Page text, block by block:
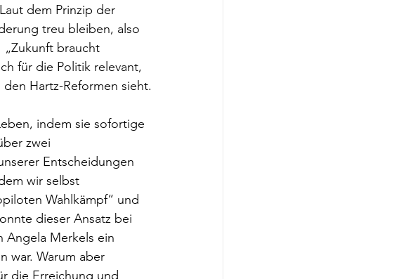
dem Prinzip der
treu bleiben, also
„Zukunft braucht
für die Politik relevant,
Hartz-Reformen sieht.
indem sie sofortige
zwei
Entscheidungen
wir selbst
Wahlkämpf“ und
dieser Ansatz bei
Angela Merkels ein
war. Warum aber
die Erreichung und